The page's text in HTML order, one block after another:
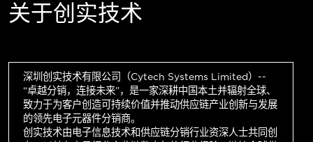
关于创实技术
深圳创实技术有限公司（Cytech Systems Limited）--
“卓越分销，连接未来”，是一家深耕中国本土并辐射全球、
致力于为客户创造可持续价值并推动供应链产业创新与发展
的领先电子元器件分销商。
创实技术由电子信息技术和供应链分销行业资深人士共同创